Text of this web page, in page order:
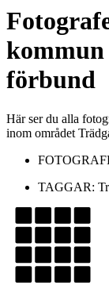
kommun
förbund
Här ser du alla
inom området
TAGGAR: